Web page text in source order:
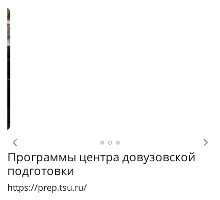
Предыдущее
Программы центра довузовской
подготовки
https://prep.tsu.ru/